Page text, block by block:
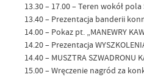
13.30 – 17.00 – Teren wokół pola
13.40 – Prezentacja banderii
14.00 – Pokaz pt. „MANEWRY
14.20 – Prezentacja
14.40 – MUSZTRA
15.00 – Wręczenie nagród za